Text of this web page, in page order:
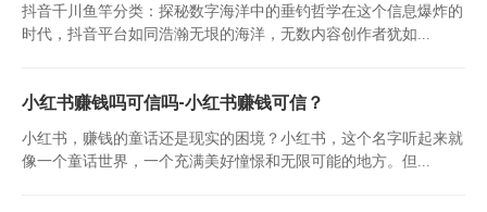
抖音千川鱼竿分类：探秘数字海洋中的垂钓哲学在这个信息爆炸的
时代，抖音平台如同浩瀚无垠的海洋，无数内容创作者犹如...
小红书赚钱吗可信吗-小红书赚钱可信？
小红书，赚钱的童话还是现实的困境？小红书，这个名字听起来就
像一个童话世界，一个充满美好憧憬和无限可能的地方。但...